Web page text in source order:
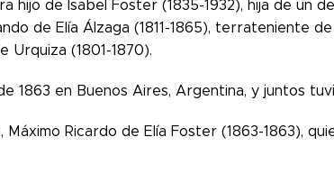
hijo de Isabel Foster (1835-1932), hija de un
de Elía Álzaga (1811-1865), terrateniente
Urquiza (1801-1870).
1863 en Buenos Aires, Argentina, y juntos
Ricardo de Elía Foster (1863-1863),